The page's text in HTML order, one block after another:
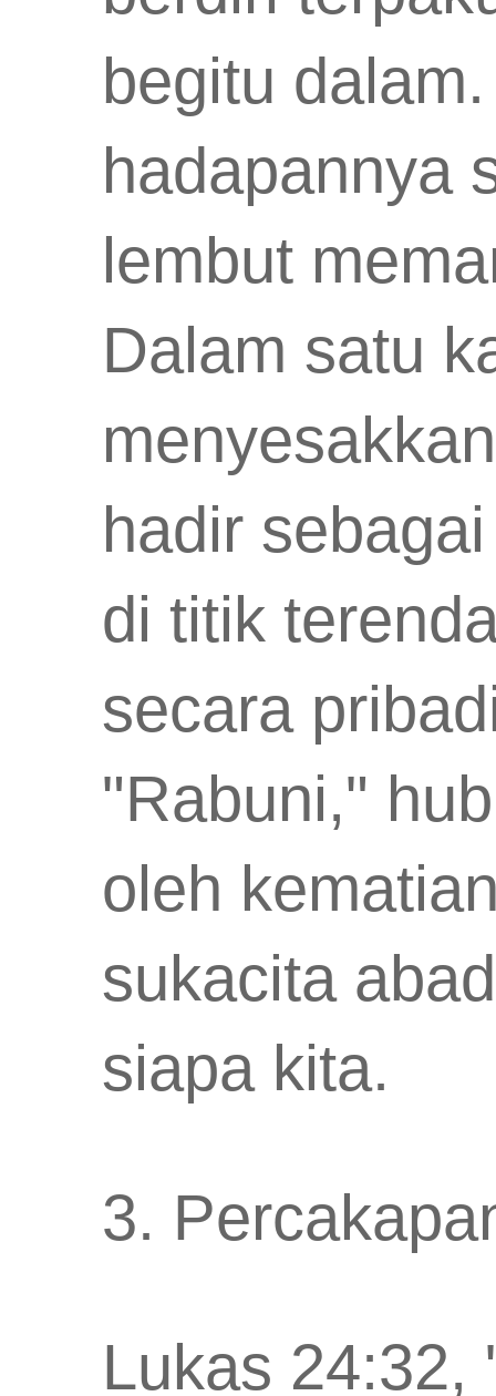
begitu
hadapannya
lembut
Dalam satu
hadir
di titik
secara
"Rabuni,"
oleh
sukacita
siapa kita.
3.
Lukas 24:32,